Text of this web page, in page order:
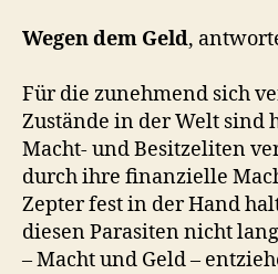
Wegen dem Geld,
Für die zunehmend sich
Zustände in der Welt sind
Macht- und Besitzeliten
durch ihre finanzielle
Zepter fest in der Hand
diesen Parasiten nicht
– Macht und Geld –